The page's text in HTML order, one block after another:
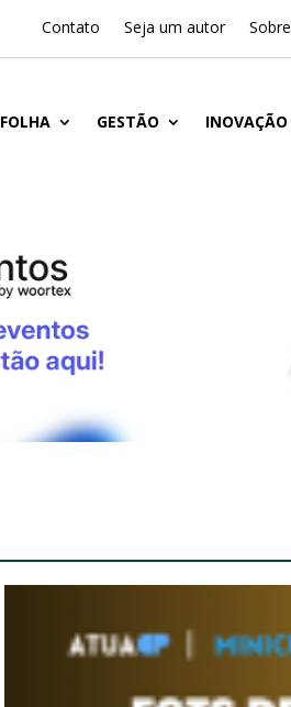
Contato Seja um autor Sobre
FOLHA GESTÃO INOVAÇÃO